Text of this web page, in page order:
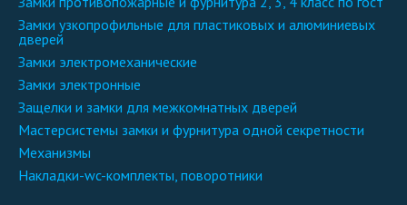
замки узкопрофильные для пластиковых и алюминиевых
дверей
замки электромеханические
замки электронные
защелки и замки для межкомнатных дверей
мастерсистемы замки и фурнитура одной секретности
механизмы
накладки-wc-комплекты, поворотники